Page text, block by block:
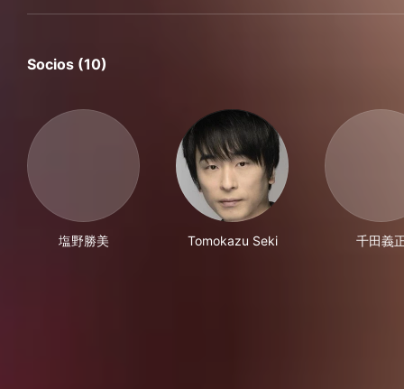
Socios (10)
塩野勝美 Tomokazu Seki 千田義